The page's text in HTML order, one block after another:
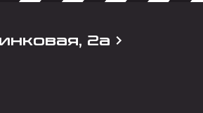
2а